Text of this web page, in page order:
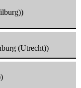
(Utrecht))